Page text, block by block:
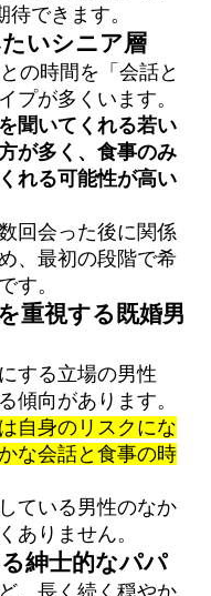
できます。
いシニア層
の時間を「会話と
プが多くいます。
聞いてくれる若い
が多く、食事のみ
れる可能性が高い
回会った後に関係
、最初の段階で希
す。
重視する既婚男
する立場の男性
傾向があります。
自身のリスクにな
な会話と食事の時
ている男性のなか
ありません。
紳士的なパパ
、長く続く穏やか